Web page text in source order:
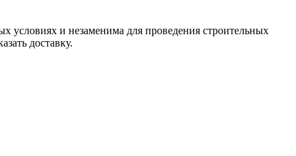
условиях и незаменима для проведения строительных
доставку.